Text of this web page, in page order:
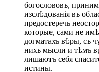
богослововъ,
изслѣдованія въ
предостеречь
которые, сами не
догматахъ вѣры, съ
нихъ мысли и тѣмъ
лишаютъ себя
истины.